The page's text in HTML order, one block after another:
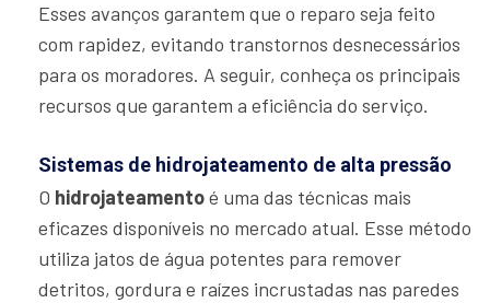
Esses avanços garantem que o reparo seja feito
com rapidez, evitando transtornos desnecessários
para os moradores. A seguir, conheça os principais
recursos que garantem a eficiência do serviço.
Sistemas de hidrojateamento de alta pressão
O hidrojateamentoé uma das técnicas mais
eficazes disponíveis no mercado atual. Esse método
utiliza jatos de água potentes para remover
detritos, gordura e raízes incrustadas nas paredes